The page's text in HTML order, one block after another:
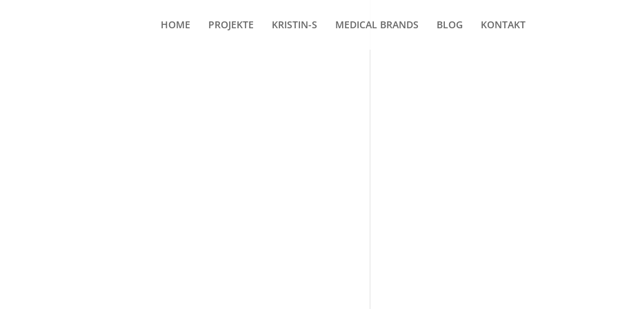
HOME PROJEKTE KRISTIN-S MEDICAL BRANDS BLOG KONTAKT